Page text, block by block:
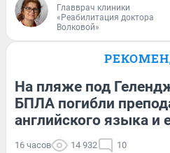
Главврач клиники
«Реабилитация доктора
Волковой»
На пляже под
БПЛА погибли
английского языка и
16 часов 14 932 10